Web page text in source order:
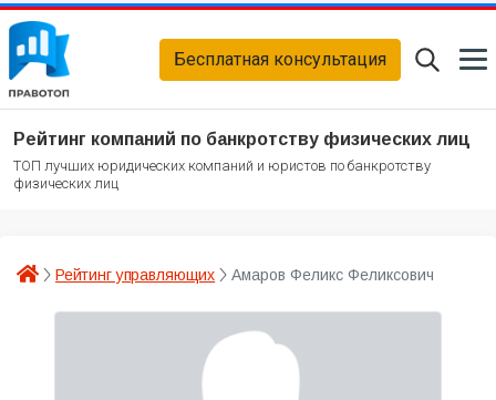
Бесплатная консультация
Рейтинг компаний по банкротству физических лиц
ТОП лучших юридических компаний и юристов по банкротству
физических лиц
Рейтинг управляющих Амаров Феликс Феликсович